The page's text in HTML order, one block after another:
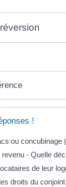
!
ou concubinage
- Quelle
de leur
droits du